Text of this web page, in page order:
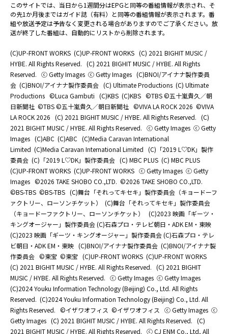
このサイトでは、当日から1週間分はEPGと同等の番組情報が表示され、そ
の先1か月後まではガイド誌（有料）と同等の番組情報が表示されます。番
組や放送予定は予告なく変更される場合がありますのでご了承ください。放
送が終了した番組は、自動的にリストから削除されます。
(C)UP-FRONT WORKS (C)UP-FRONT WORKS (C) 2021 BIGHIT MUSIC /
HYBE. All Rights Reserved. (C) 2021 BIGHIT MUSIC / HYBE. All Rights
Reserved. ⓒ Getty Images ⓒ Getty Images (C)BNOI/アイナナ製作委員
会 (C)BNOI/アイナナ製作委員会 (C) Ultimate Productions (C) Ultimate
Productions ©Luca Gambuti (C)KBS (C)KBS ©TBS ©五十嵐貴久／朝
日新聞社 ©TBS ©五十嵐貴久／朝日新聞社 ©️VIVA LA ROCK 2026 ©️VIVA
LA ROCK 2026 (C) 2021 BIGHIT MUSIC / HYBE. All Rights Reserved. (C)
2021 BIGHIT MUSIC / HYBE. All Rights Reserved. ⓒ Getty Images ⓒ Getty
Images (C)ABC (C)ABC (C)Media Caravan International
Limited (C)Media Caravan International Limited (C)「2019 L♡DK」製作
委員会 (C)「2019 L♡DK」製作委員会 (C) MBC PLUS (C) MBC PLUS
(C)UP-FRONT WORKS (C)UP-FRONT WORKS ⓒ Getty Images ⓒ Getty
Images ©2026 TAKE SHOBO CO.,LTD. ©2026 TAKE SHOBO CO.,LTD.
©BS-TBS ©BS-TBS (C)舞台「それってキセキ」製作委員会（キョードーフ
ァクトリー、ローソンチケット）
(C)舞台「それってキセキ」製作委員会
（キョードーファクトリー、ローソンチケット）
(C)2023 映画「ギーツ・
キングオージャー」製作委員会 (C)石森プロ・テレビ朝日・ADK EM・東映
(C)2023 映画「ギーツ・キングオージャー」製作委員会 (C)石森プロ・テレ
ビ朝日・ADK EM・東映 (C)BNOI/アイナナ製作委員会 (C)BNOI/アイナナ製
作委員会 ©東宝 ©東宝 (C)UP-FRONT WORKS (C)UP-FRONT WORKS
(C) 2021 BIGHIT MUSIC / HYBE. All Rights Reserved. (C) 2021 BIGHIT
MUSIC / HYBE. All Rights Reserved. ⓒ Getty Images ⓒ Getty Images
(C)2024 Youku Information Technology (Beijing) Co., Ltd. All Rights
Reserved. (C)2024 Youku Information Technology (Beijing) Co., Ltd. All
Rights Reserved. ©イザワオフィス ©イザワオフィス ⓒ Getty Images ⓒ
Getty Images (C) 2021 BIGHIT MUSIC / HYBE. All Rights Reserved. (C)
2021 BIGHIT MUSIC / HYBE. All Rights Reserved. ⓒ CJ ENM Co., Ltd, All